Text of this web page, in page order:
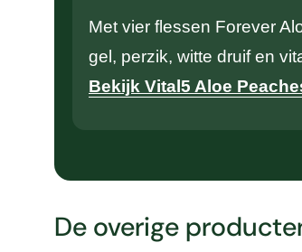
Met vier flessen Forever
gel, perzik, witte druif en
Bekijk Vital5 Aloe
De overige